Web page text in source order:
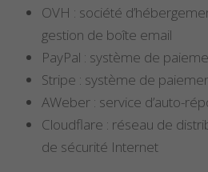
OVH : société
gestion de boîte email
PayPal : système de
Stripe : système de
AWeber : service d’auto-
Cloudflare : réseau de
de sécurité Internet